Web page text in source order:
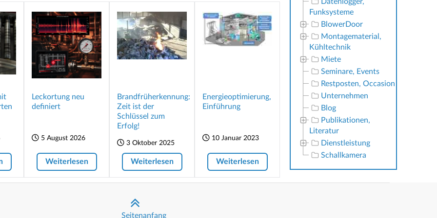
Leckortung neu
definiert
5 August 2026
Weiterlesen
Brandfrüherkennung:
Zeit ist der
Schlüssel zum
Erfolg!
3 Oktober 2025
Weiterlesen
Energieoptimierung,
Einführung
10 Januar 2023
Weiterlesen
Funksysteme
BlowerDoor
Montagematerial,
Kühltechnik
Miete
Seminare, Events
Restposten, Occasion
Unternehmen
Blog
Publikationen,
Literatur
Dienstleistung
Schallkamera
Seitenanfang